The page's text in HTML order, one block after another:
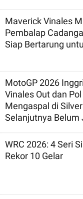
Maverick Vinales
Pembalap
Siap Bertarung
MotoGP 2026
Vinales Out dan
Mengaspal di
Selanjutnya Belum
WRC 2026: 4 Seri
Rekor 10 Gelar